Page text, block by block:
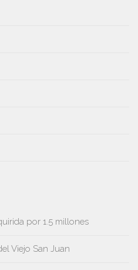
por 1.5 millones
Viejo San Juan